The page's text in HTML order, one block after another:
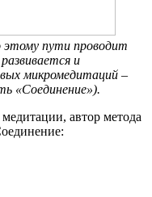
этому пути проводит
и
микромедитаций –
«Соединение»).
автор метода